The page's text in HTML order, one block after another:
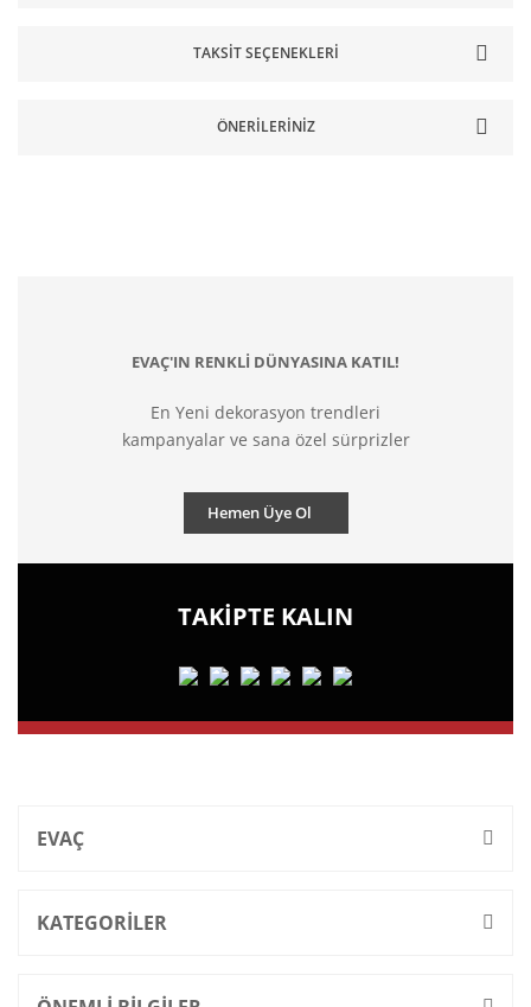
TAKSIT SEÇENEKLERI
ÖNERILERINIZ
EVAÇ'IN RENKLİ DÜNYASINA KATIL!
En Yeni dekorasyon trendleri
kampanyalar ve sana özel sürprizler
Hemen Üye Ol
TAKİPTE KALIN
EVAÇ
KATEGORİLER